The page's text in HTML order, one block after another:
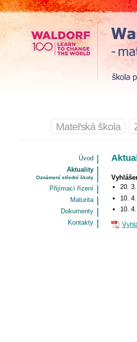
Mateřská škola
Úvod
Aktuality
Oznámení střední školy
Přijímací řízení
Maturita
Dokumenty
Kontakty
20.
10.
10.